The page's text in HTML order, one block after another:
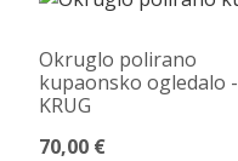
Okruglo polirano
kupaonsko ogledalo -
KRUG
70,00 €